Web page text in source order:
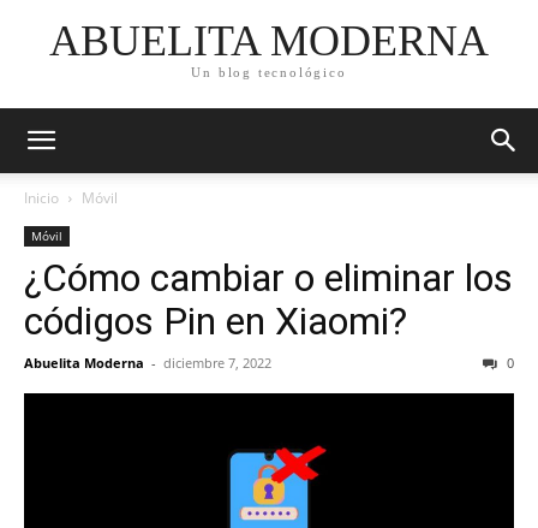
ABUELITA MODERNA
Un blog tecnológico
Inicio Móvil
Móvil
¿Cómo cambiar o eliminar los
códigos Pin en Xiaomi?
Abuelita Moderna - diciembre 7, 2022 0